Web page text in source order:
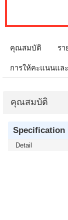
คุณสมบัติ รา
การให้คะแนนแล
คุณสมบัติ
Specification
Detail